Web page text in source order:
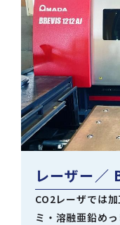
レーザー ／
CO2レーザでは
ミ・溶融亜鉛め